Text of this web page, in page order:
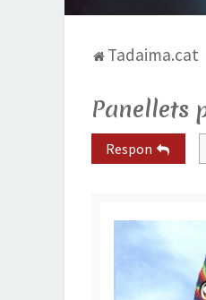
Tadaima.cat
Panellets
Respon